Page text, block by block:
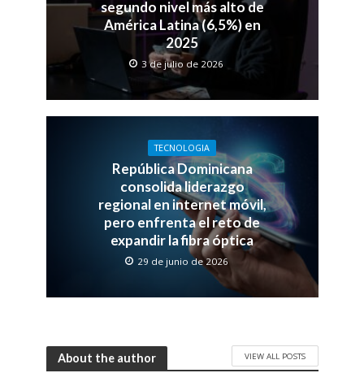
segundo nivel más alto de
América Latina (6,5%) en
2025
3 de julio de 2026
TECNOLOGIA
República Dominicana
consolida liderazgo
regional en internet móvil,
pero enfrenta el reto de
expandir la fibra óptica
29 de junio de 2026
About the author VIEW ALL POSTS